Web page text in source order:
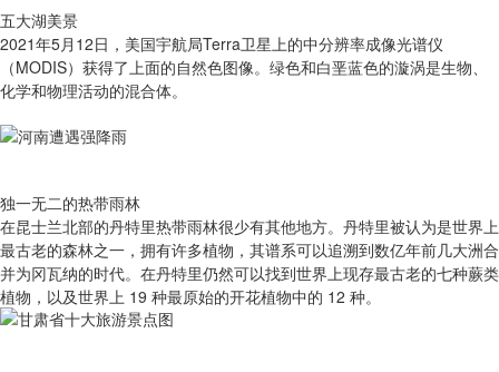
五大湖美景
2021年5月12日，美国宇航局Terra卫星上的中分辨率成像光谱仪
（MODIS）获得了上面的自然色图像。绿色和白垩蓝色的漩涡是生物、
化学和物理活动的混合体。
独一无二的热带雨林
在昆士兰北部的丹特里热带雨林很少有其他地方。丹特里被认为是世界上
最古老的森林之一，拥有许多植物，其谱系可以追溯到数亿年前几大洲合
并为冈瓦纳的时代。在丹特里仍然可以找到世界上现存最古老的七种蕨类
植物，以及世界上 19 种最原始的开花植物中的 12 种。